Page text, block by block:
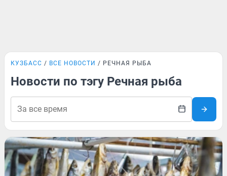
КУЗБАСС ВСЕ НОВОСТИ РЕЧНАЯ РЫБА
Новости по тэгу Речная рыба